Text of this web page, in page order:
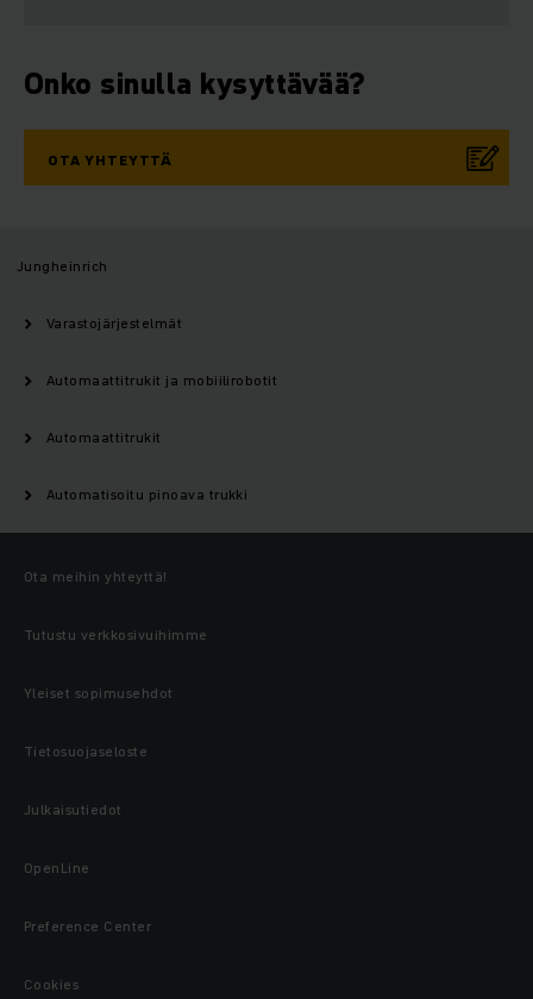
Onko sinulla kysyttävää?
OTA YHTEYTTÄ
Jungheinrich
Varastojärjestelmät
Automaattitrukit ja mobiilirobotit
Automaattitrukit
Automatisoitu pinoava trukki
Ota meihin yhteyttä!
Tutustu verkkosivuihimme
Yleiset sopimusehdot
Tietosuojaseloste
Julkaisutiedot
OpenLine
Preference Center
Cookies